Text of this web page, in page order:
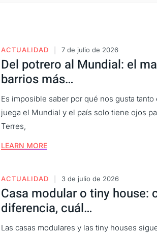
ACTUALIDAD 7 de julio de 2026
Del potrero al Mundial: el
barrios más…
Es imposible saber por qué nos gusta tanto
juega el Mundial y el país solo tiene ojos
Terres,
LEARN MORE
ACTUALIDAD 3 de julio de 2026
Casa modular o tiny house:
diferencia, cuál…
Las casas modulares y las tiny houses